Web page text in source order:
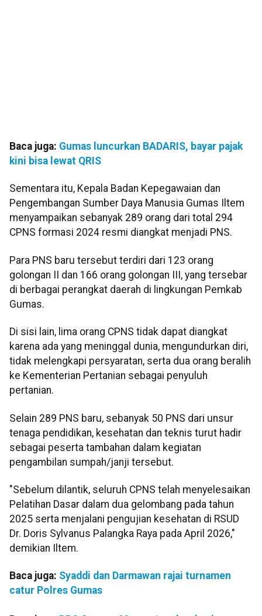
Baca juga: Gumas luncurkan BADARIS, bayar pajak
kini bisa lewat QRIS
Sementara itu, Kepala Badan Kepegawaian dan
Pengembangan Sumber Daya Manusia Gumas Iltem
menyampaikan sebanyak 289 orang dari total 294
CPNS formasi 2024 resmi diangkat menjadi PNS.
Para PNS baru tersebut terdiri dari 123 orang
golongan II dan 166 orang golongan III, yang tersebar
di berbagai perangkat daerah di lingkungan Pemkab
Gumas.
Di sisi lain, lima orang CPNS tidak dapat diangkat
karena ada yang meninggal dunia, mengundurkan diri,
tidak melengkapi persyaratan, serta dua orang beralih
ke Kementerian Pertanian sebagai penyuluh
pertanian.
Selain 289 PNS baru, sebanyak 50 PNS dari unsur
tenaga pendidikan, kesehatan dan teknis turut hadir
sebagai peserta tambahan dalam kegiatan
pengambilan sumpah/janji tersebut.
"Sebelum dilantik, seluruh CPNS telah menyelesaikan
Pelatihan Dasar dalam dua gelombang pada tahun
2025 serta menjalani pengujian kesehatan di RSUD
Dr. Doris Sylvanus Palangka Raya pada April 2026,"
demikian Iltem.
Baca juga: Syaddi dan Darmawan rajai turnamen
catur Polres Gumas